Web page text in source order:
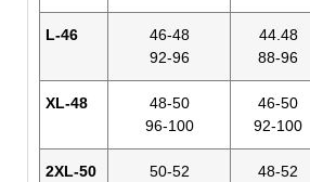
L-46
46-48
92-96
44.48
88-96
XL-48
48-50
96-100
46-50
92-100
2XL-50
50-52
48-52